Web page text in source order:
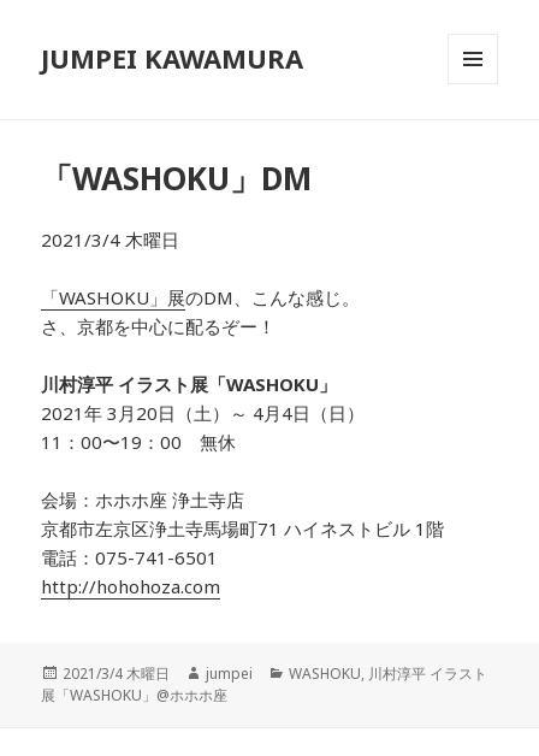
JUMPEI KAWAMURA
「WASHOKU」 DM
2021/3/4 木曜日
「WASHOKU」展のDM、こんな感じ。
さ、京都を中心に配るぞー！
川村淳平 イラスト展「WASHOKU」
2021年 3月20日（土）～ 4月4日（日）
11：00〜19：00 無休
会場：ホホホ座 浄土寺店
京都市左京区浄土寺馬場町71 ハイネストビル 1階
電話：075-741-6501
http://hohohoza.com
投
稿
2021/3/4 木曜日
作
成
jumpei
カ
WASHOKU, 川村淳平 イラスト
展「WASHOKU」@ホホホ座